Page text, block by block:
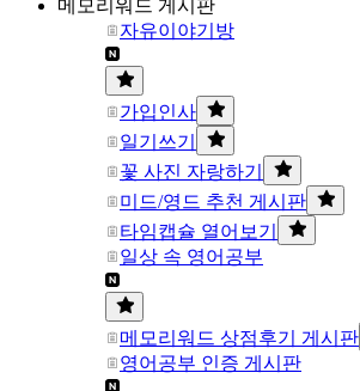
메모리워드 게시판
자유이야기방
가입인사
일기쓰기
꽃 사진 자랑하기
미드/영드 추천 게시판
타임캡슐 열어보기
일상 속 영어공부
메모리워드 상점후기 게시판
영어공부 인증 게시판